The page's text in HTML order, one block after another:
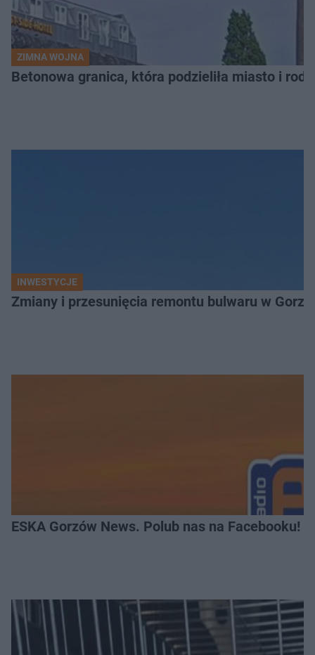
ZIMNA WOJNA
Betonowa granica, która podzieliła miasto i
INWESTYCJE
Zmiany i przesunięcia remontu bulwaru w
ESKA Gorzów News. Polub nas na Facebooku!